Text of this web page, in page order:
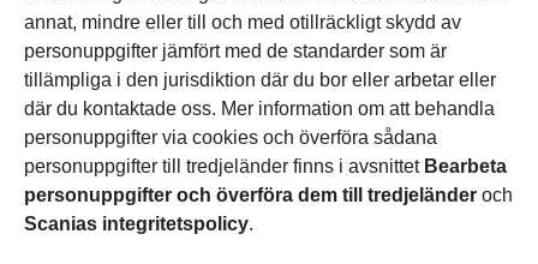
annat, mindre eller till och med otillräckligt skydd av
personuppgifter jämfört med de standarder som är
tillämpliga i den jurisdiktion där du bor eller arbetar eller
där du kontaktade oss. Mer information om att behandla
personuppgifter via cookies och överföra sådana
personuppgifter till tredjeländer finns i avsnittet Bearbeta
personuppgifter och överföra dem till tredjeländer och
Scanias integritetspolicy.